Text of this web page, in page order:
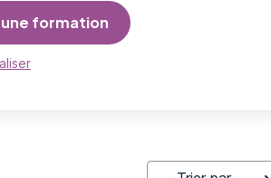
formation